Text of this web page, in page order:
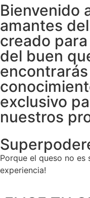
Bienvenido
amantes
creado
del buen
exclusivo
nuestros
Porque el queso no es
experiencia!